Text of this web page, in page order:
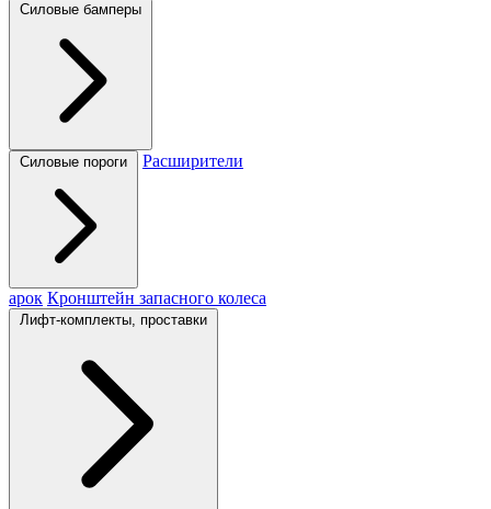
Силовые бамперы
Силовые пороги Расширители
арок Кронштейн запасного колеса
Лифт-комплекты, проставки